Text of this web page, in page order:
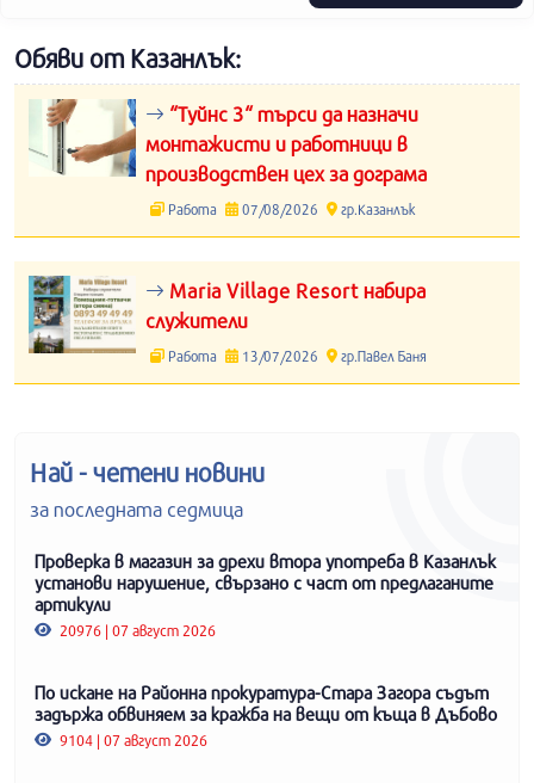
Обяви от Казанлък:
“Туйнс 3“ търси да назначи
монтажисти и работници в
производствен цех за дограма
Работа 07/08/2026 гр.Казанлък
Maria Village Resort набира
служители
Работа 13/07/2026 гр.Павел Баня
Най - четени новини
за последната седмица
Проверка в магазин за дрехи втора употреба в Казанлък
установи нарушение, свързано с част от предлаганите
артикули
20976 | 07 август 2026
По искане на Районна прокуратура-Стара Загора съдът
задържа обвиняем за кражба на вещи от къща в Дъбово
9104 | 07 август 2026